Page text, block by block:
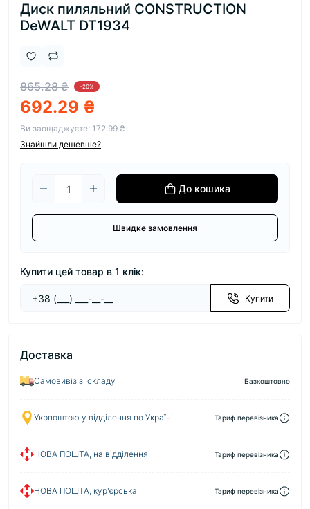
Диск пиляльний CONSTRUCTION
DeWALT DT1934
865.28 ₴ -20%
692.29 ₴
Ви заощаджуєте: 172.99 ₴
Знайшли дешевше?
До кошика
Швидке замовлення
Купити цей товар в 1 клік:
Купити
Доставка
Самовивіз зі складу Базкоштовно
Укрпоштою у відділення по Україні Тариф перевізника
НОВА ПОШТА, на відділення Тариф перевізника
НОВА ПОШТА, кур'єрська Тариф перевізника